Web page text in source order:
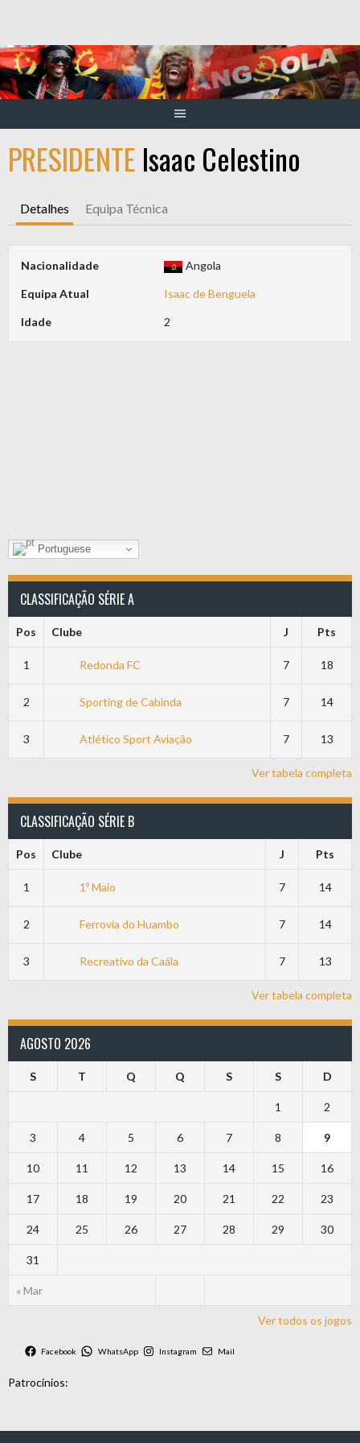
content
PRESIDENTE Isaac Celestino
Detalhes Equipa Técnica
Nacionalidade Angola
Equipa Atual Isaac de Benguela
Idade 2
Portuguese
CLASSIFICAÇÃO SÉRIE A
Pos Clube J Pts
1 Redonda FC 7 18
2 Sporting de Cabinda 7 14
3 Atlético Sport Aviação 7 13
Ver tabela completa
CLASSIFICAÇÃO SÉRIE B
Pos Clube J Pts
1 1º Maio 7 14
2 Ferrovia do Huambo 7 14
3 Recreativo da Caála 7 13
Ver tabela completa
AGOSTO 2026
S T Q Q S S D
« Mar
1 2
3 4 5 6 7 8 9
10 11 12 13 14 15 16
17 18 19 20 21 22 23
24 25 26 27 28 29 30
31
Ver todos os jogos
Facebook WhatsApp Instagram Mail
Patrocínios: